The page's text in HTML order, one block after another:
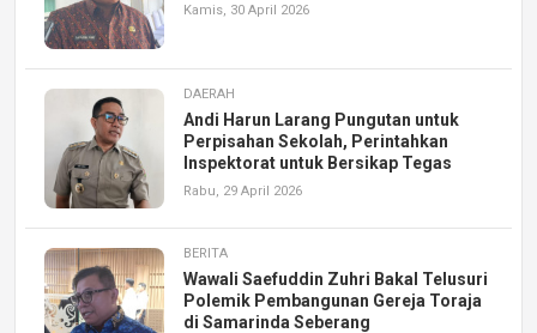
Kamis, 30 April 2026
DAERAH
Andi Harun Larang Pungutan untuk
Perpisahan Sekolah, Perintahkan
Inspektorat untuk Bersikap Tegas
Rabu, 29 April 2026
BERITA
Wawali Saefuddin Zuhri Bakal Telusuri
Polemik Pembangunan Gereja Toraja
di Samarinda Seberang